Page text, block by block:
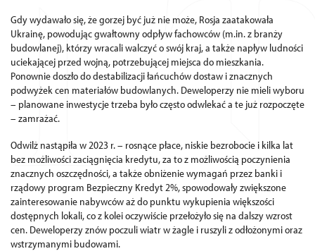
Gdy wydawało się, że gorzej być już nie może, Rosja zaatakowała
Ukrainę, powodując gwałtowny odpływ fachowców (m.in. z branży
budowlanej), którzy wracali walczyć o swój kraj, a także napływ ludności
uciekającej przed wojną, potrzebującej miejsca do mieszkania.
Ponownie doszło do destabilizacji łańcuchów dostaw i znacznych
podwyżek cen materiałów budowlanych. Deweloperzy nie mieli wyboru
– planowane inwestycje trzeba było często odwlekać a te już rozpoczęte
– zamrażać.
Odwilż nastąpiła w 2023 r. – rosnące płace, niskie bezrobocie i kilka lat
bez możliwości zaciągnięcia kredytu, za to z możliwością poczynienia
znacznych oszczędności, a także obniżenie wymagań przez banki i
rządowy program Bezpieczny Kredyt 2%, spowodowały zwiększone
zainteresowanie nabywców aż do punktu wykupienia większości
dostępnych lokali, co z kolei oczywiście przełożyło się na dalszy wzrost
cen. Deweloperzy znów poczuli wiatr w żagle i ruszyli z odłożonymi oraz
wstrzymanymi budowami.